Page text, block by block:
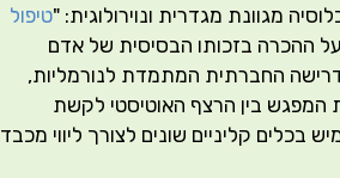
מגוונת מגדרית ונוירולוגית: "טיפול
ההכרה בזכותו הבסיסית של אדם
החברתית המתמדת לנורמליות,
בין הרצף האוטיסטי לקשת
קליניים שונים לצורך ליווי מכבד